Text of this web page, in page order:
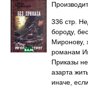
336 стр.
бороду,
Миронову,
романам
Приказы
азарта
иначе,